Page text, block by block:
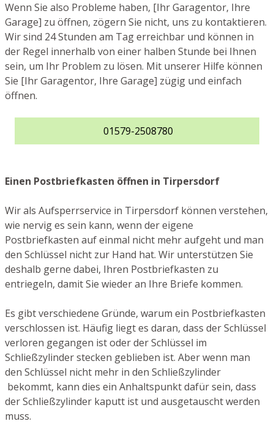
Wenn Sie also Probleme haben, [Ihr Garagentor, Ihre
Garage] zu öffnen, zögern Sie nicht, uns zu kontaktieren.
Wir sind 24 Stunden am Tag erreichbar und können in
der Regel innerhalb von einer halben Stunde bei Ihnen
sein, um Ihr Problem zu lösen. Mit unserer Hilfe können
Sie [Ihr Garagentor, Ihre Garage] zügig und einfach
öffnen.
01579-2508780
Einen Postbriefkasten öffnen in Tirpersdorf
Wir als Aufsperrservice in Tirpersdorf können verstehen,
wie nervig es sein kann, wenn der eigene
Postbriefkasten auf einmal nicht mehr aufgeht und man
den Schlüssel nicht zur Hand hat. Wir unterstützen Sie
deshalb gerne dabei, Ihren Postbriefkasten zu
entriegeln, damit Sie wieder an Ihre Briefe kommen.
Es gibt verschiedene Gründe, warum ein Postbriefkasten
verschlossen ist. Häufig liegt es daran, dass der Schlüssel
verloren gegangen ist oder der Schlüssel im
Schließzylinder stecken geblieben ist. Aber wenn man
den Schlüssel nicht mehr in den Schließzylinder
bekommt, kann dies ein Anhaltspunkt dafür sein, dass
der Schließzylinder kaputt ist und ausgetauscht werden
muss.